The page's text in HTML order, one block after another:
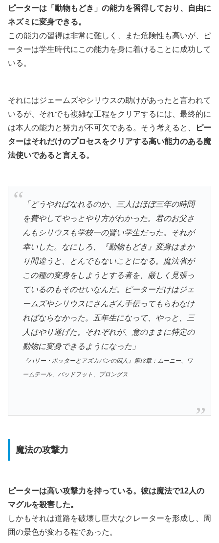
ピーターは「動物もどき」の能力を習得しており、自由に
ネズミに変身できる。
この能力の習得は非常に難しく、また危険性も高いが、ピ
ーターは学生時代にこの能力を身に着けることに成功して
いる。
それにはジェームズやシリウスの助けがあったと言われて
いるが、それでも複雑な工程をクリアするには、最終的に
は本人の能力と努力が不可欠である。そう考えると、
ピー
ターはそれだけのプロセスをクリアする高い能力のある魔
法使いであると言える。
「どうやればなれるのか、三人はほぼ三年の時間
を費やしてやっとやり方がわかった。君のお父さ
んもシリウスも学校一の賢い学生だった。それが
幸いした。なにしろ、『動物もどき』変身はまか
り間違うと、とんでもないことになる。魔法省が
この種の変身をしようとする者を、厳しく見張っ
ているのもそのせいなんだ。ピーターだけはジェ
ームズやシリウスにさんざん手伝ってもらわなけ
ればならなかった。五年生になって、やっと、三
人はやり遂げた。それぞれが、意のままに特定の
動物に変身できるようになった」
『ハリー・ポッターとアズカバンの囚人』第18章：ムーニー、ワ
ームテール、パッドフット、プロングス
魔法の攻撃力
ピーターは高い攻撃力を持っている。彼は魔法で12人の
マグルを殺害した。
しかもそれは道路を破壊し巨大なクレーターを形成し、周
囲の景色が変わる程であった。